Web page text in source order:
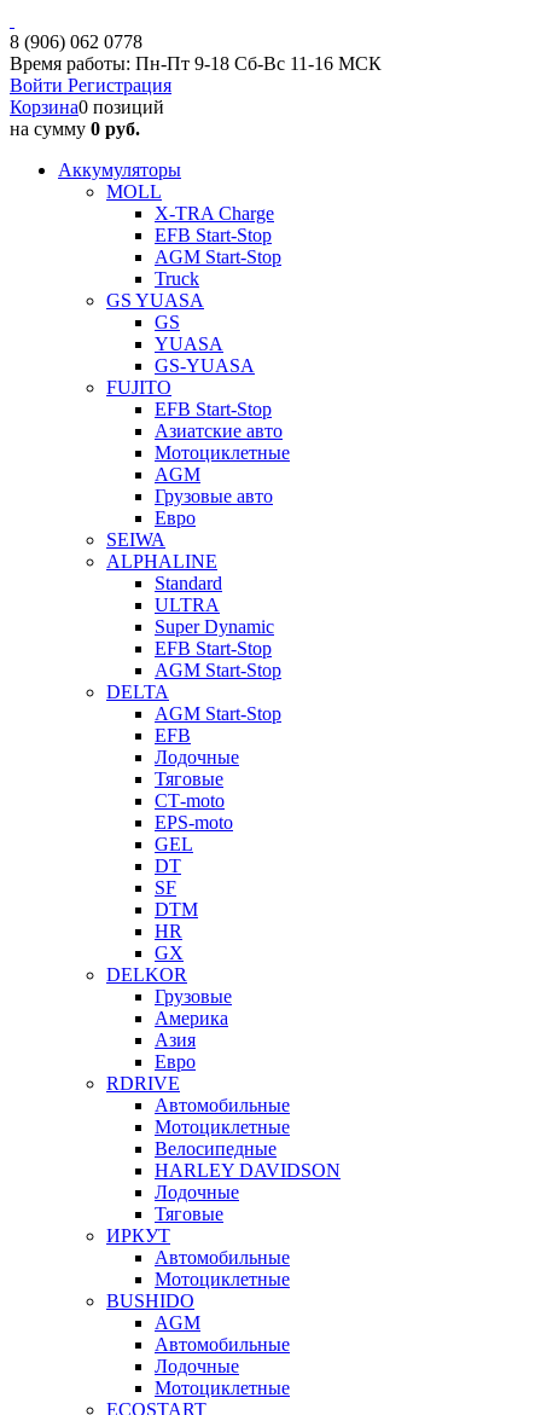
8 (906) 062 0778
Время работы: Пн-Пт 9-18 Сб-Вс 11-16 МСК
Войти Регистрация
Корзина0 позиций
на сумму 0 руб.
Аккумуляторы
MOLL
X-TRA Charge
EFB Start-Stop
AGM Start-Stop
Truck
GS YUASA
GS
YUASA
GS-YUASA
FUJITO
EFB Start-Stop
Азиатские авто
Мотоциклетные
AGM
Грузовые авто
Евро
SEIWA
ALPHALINE
Standard
ULTRA
Super Dynamic
EFB Start-Stop
AGM Start-Stop
DELTA
AGM Start-Stop
EFB
Лодочные
Тяговые
СТ-moto
EPS-moto
GEL
DT
SF
DTM
HR
GX
DELKOR
Грузовые
Америка
Азия
Евро
RDRIVE
Автомобильные
Мотоциклетные
Велосипедные
HARLEY DAVIDSON
Лодочные
Тяговые
ИРКУТ
Автомобильные
Мотоциклетные
BUSHIDO
AGM
Автомобильные
Лодочные
Мотоциклетные
ECOSTART